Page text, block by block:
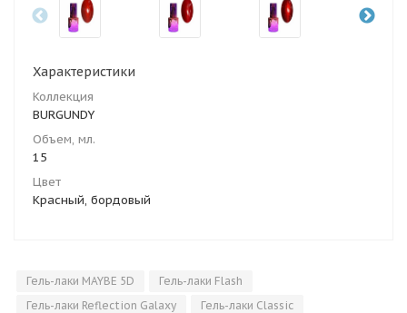
Характеристики
Коллекция
BURGUNDY
Объем, мл.
15
Цвет
Красный, бордовый
Гель-лаки MAYBE 5D
Гель-лаки Flash
Гель-лаки Reflection Galaxy
Гель-лаки Classic